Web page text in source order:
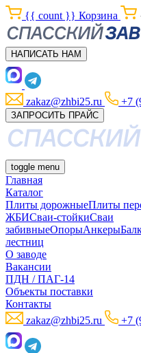
{{ count }} Корзина
НАПИСАТЬ НАМ
zakaz@zhbi25.ru +7
ЗАПРОСИТЬ ПРАЙС
toggle menu
Главная
Каталог
Плиты дорожныеПлиты
ЖБИСваи-стойкиСваи
забивныеОпорыАнкеры
лестниц
О заводе
Вакансии
ПДН / ПАГ-14
Объекты поставки
Контакты
zakaz@zhbi25.ru
+7